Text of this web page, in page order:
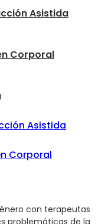
Asistida
Corporal
Asistida
Corporal
con terapeutas
problemáticas de la